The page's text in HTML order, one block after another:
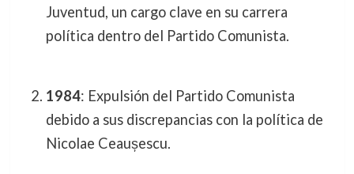
Juventud, un cargo clave en su carrera
política dentro del Partido Comunista.
1984: Expulsión del Partido Comunista
debido a sus discrepancias con la política de
Nicolae Ceaușescu.